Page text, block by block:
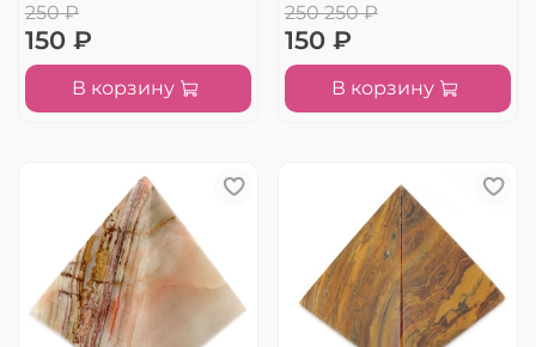
250 ₽
150 ₽
В корзину
250 250 ₽
150 ₽
В корзину